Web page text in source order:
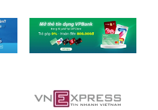
cao, mọi chi tiết trên thân máy